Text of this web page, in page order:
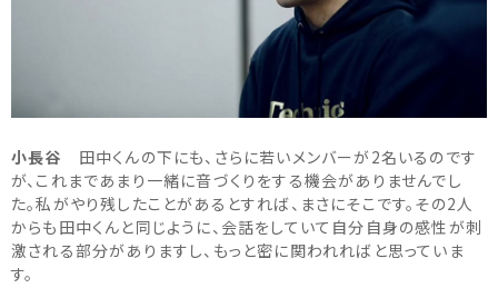
小長谷 田中くんの下にも、さらに若いメンバーが2名いるのです
が、これまであまり一緒に音づくりをする機会がありませんでし
た。私がやり残したことがあるとすれば、まさにそこです。その2人
からも田中くんと同じように、会話をしていて自分自身の感性が刺
激される部分がありますし、もっと密に関われればと思っていま
す。